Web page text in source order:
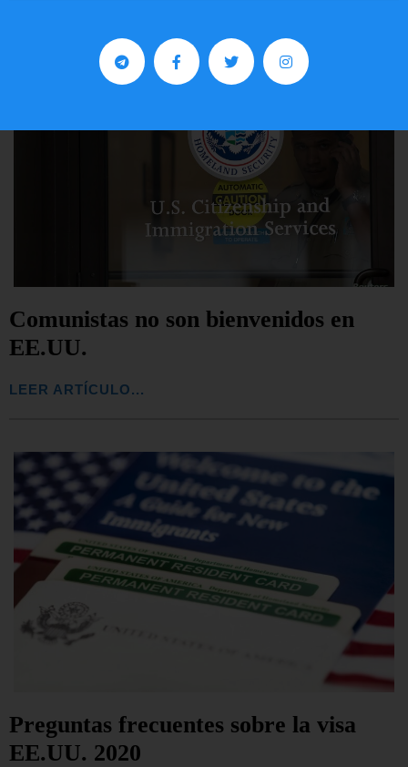
Comunistas no son bienvenidos en
EE.UU.
LEER ARTÍCULO...
Preguntas frecuentes sobre la visa
EE.UU. 2020